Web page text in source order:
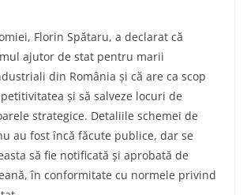
Florin Spătaru, a declarat că
ajutor de stat pentru marii
din România și că are ca scop
și să salveze locuri de
strategice. Detaliile schemei de
au fost încă făcute publice, dar se
să fie notificată și aprobată de
în conformitate cu normele privind